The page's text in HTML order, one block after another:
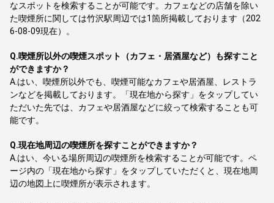
なスポットを検索することが可能です。カフェなどの店舗を除い
た喫煙所に関しては竹沢駅周辺では1箇所掲載しております（202
6-08-09現在）。
Q.喫煙所以外の喫煙スポット（カフェ・居酒屋など）も探すこと
ができますか？
A. はい、喫煙所以外でも、喫煙可能なカフェや居酒屋、レストラ
ンなどを掲載しております。「現在地から探す」をタップしてい
ただいた先では、カフェや居酒屋などに絞って検索することも可
能です。
Q.現在地周辺の喫煙所を探すことができますか？
A. はい、今いる場所周辺の喫煙所を検索することが可能です。ペ
ージ内の「現在地から探す」をタップしていただくと、現在地周
辺の地図上に喫煙所が表示されます。